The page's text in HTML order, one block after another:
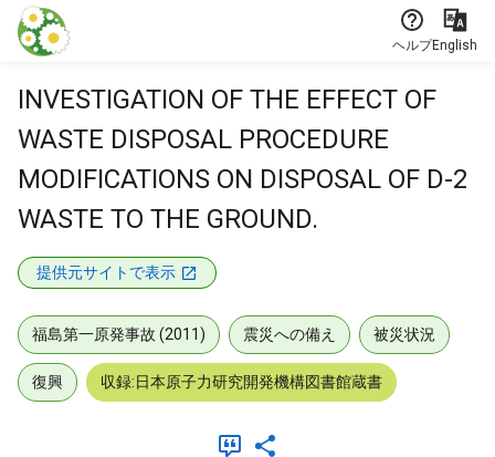
本文に飛ぶ
ヘルプEnglish
INVESTIGATION OF THE EFFECT OF
WASTE DISPOSAL PROCEDURE
MODIFICATIONS ON DISPOSAL OF D-2
WASTE TO THE GROUND.
提供元サイトで表示
福島第一原発事故 (2011) 震災への備え 被災状況
復興 収録:日本原子力研究開発機構図書館蔵書